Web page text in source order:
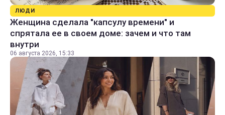
ЛЮДИ
Женщина сделала "капсулу времени" и
спрятала ее в своем доме: зачем и что там
внутри
06 августа 2026, 15:33